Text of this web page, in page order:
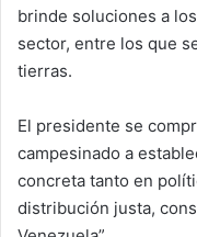
brinde soluciones a
sector, entre los que
tierras.
El presidente se
campesinado a
concreta tanto en
distribución justa,